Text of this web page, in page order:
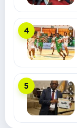
4
5